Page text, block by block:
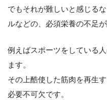
でもそれが難しいと感じる
ルなどの、必須栄養の不足
例えばスポーツをしている
ます。
その上酷使した筋肉を再生
必要不可欠です。